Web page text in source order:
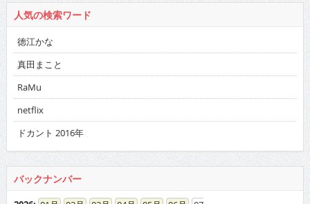
人気の検索ワード
徳江かな
真田まこと
RaMu
netflix
ドカント 2016年
バックナンバー